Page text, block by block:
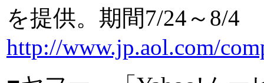
を提供。期間7/24～8/4
http://www.jp.aol.com/